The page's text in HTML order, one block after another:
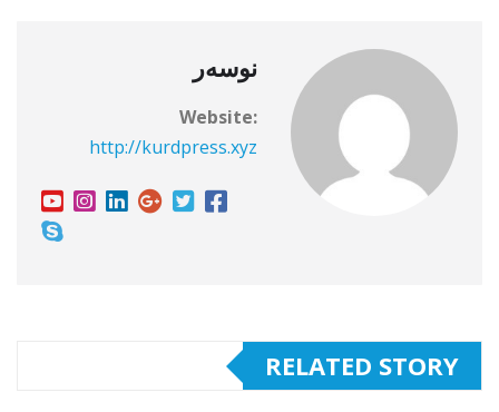
نوسەر
Website:
http://kurdpress.xyz
RELATED STORY